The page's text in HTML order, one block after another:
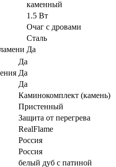
каменный
1.5 Вт
Очаг с дровами
Сталь
Да
Да
Да
Да
Каминокомплект (камень)
Пристенный
Защита от перегрева
RealFlame
Россия
Россия
белый дуб с патиной